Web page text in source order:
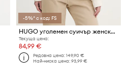
-5%* с код: FS
HUGO уголемен суичър женски памучен Deroxina_9
Текуща цена:
84,99 €
Редовна цена:149,90 €
Най-ниска цена:93,99 €